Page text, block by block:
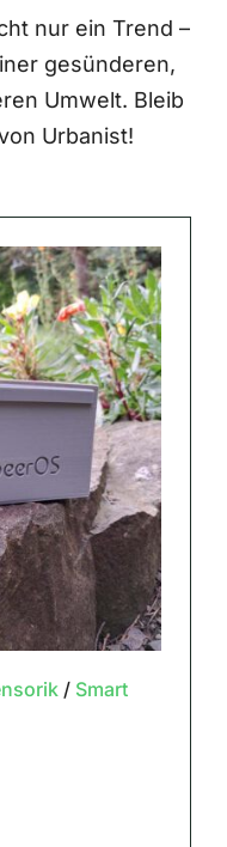
nur ein Trend –
gesünderen,
Umwelt. Bleib
Urbanist!
/ Smart